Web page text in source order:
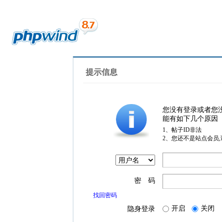
提示信息
您没有登录或者您
能有如下几个原因
1、帖子ID非法
2、您还不是站点会员
密 码
找回密码
隐身登录 开启 关闭